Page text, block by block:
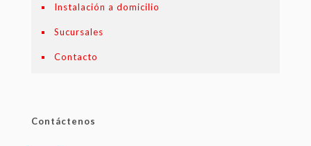
Instalación a domicilio
Sucursales
Contacto
Contáctenos